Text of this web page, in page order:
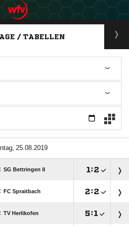
ANZEIGE
/ TABELLEN

SG Bettringen II  :
FC Spraitbach :
TV Herlikofen :